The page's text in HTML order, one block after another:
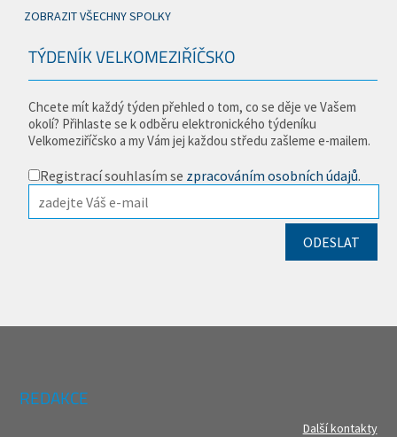
ZOBRAZIT VŠECHNY SPOLKY
TÝDENÍK VELKOMEZIŘÍČSKO
Chcete mít každý týden přehled o tom, co se děje ve Vašem
okolí? Přihlaste se k odběru elektronického týdeníku
Velkomeziříčsko a my Vám jej každou středu zašleme e-mailem.
Registrací souhlasím se zpracováním osobních údajů.
REDAKCE
Další kontakty